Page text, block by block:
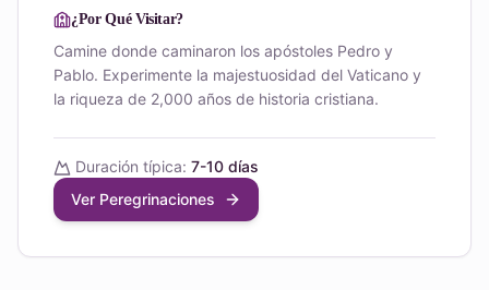
¿Por Qué Visitar?
Camine donde caminaron los apóstoles Pedro y
Pablo. Experimente la majestuosidad del Vaticano y
la riqueza de 2,000 años de historia cristiana.
Duración típica: 7-10 días
Ver Peregrinaciones